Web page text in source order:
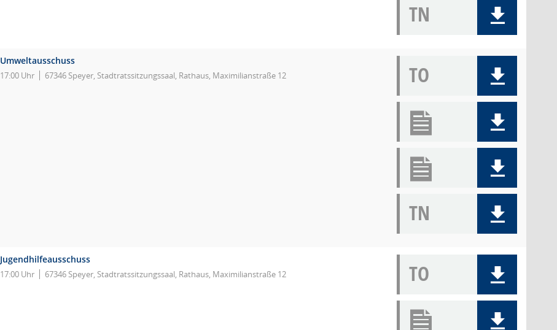
TN
Umweltausschuss
17:00 Uhr 67346 Speyer, Stadtratssitzungssaal, Rathaus, Maximilianstraße 12 TO
TN
Jugendhilfeausschuss
17:00 Uhr 67346 Speyer, Stadtratssitzungssaal, Rathaus, Maximilianstraße 12 TO